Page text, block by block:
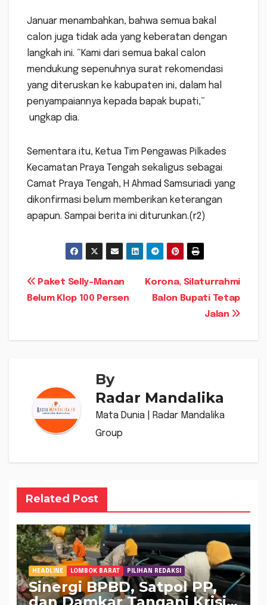
Januar menambahkan, bahwa semua bakal
calon juga tidak ada yang keberatan dengan
langkah ini. “Kami dari semua bakal calon
mendukung sepenuhnya surat rekomendasi
yang diteruskan ke kabupaten ini, dalam hal
penyampaiannya kepada bapak bupati,”
ungkap dia.
Sementara itu, Ketua Tim Pengawas Pilkades
Kecamatan Praya Tengah sekaligus sebagai
Camat Praya Tengah, H Ahmad Samsuriadi yang
dikonfirmasi belum memberikan keterangan
apapun. Sampai berita ini diturunkan.(r2)
Navigasi
Korona, Silaturrahmi
Balon Bupati Tetap
Jalan
Paket Selly-Manan
Belum Klop 100 Persen
By
Radar Mandalika
Mata Dunia | Radar Mandalika
Group
Related Post
HEADLINE LOMBOK BARAT PILIHAN REDAKSI
Sinergi BPBD, Satpol PP,